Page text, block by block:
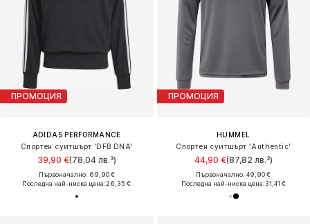
ПРОМОЦИЯ
ADIDAS PERFORMANCE
Спортен суитшърт 'DFB DNA'
39,90 €(78,04 лв.³)
Първоначално: 69,90 €
Последна най-ниска цена:26,35 €
ПРОМОЦИЯ
HUMMEL
Спортен суитшърт 'Authentic'
44,90 €(87,82 лв.³)
Първоначално: 49,90 €
Последна най-ниска цена:31,41 €